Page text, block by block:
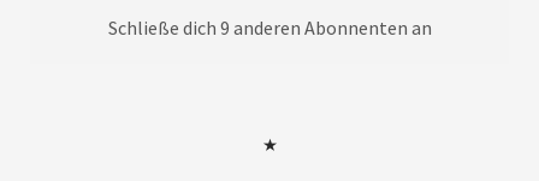
Schließe dich 9 anderen Abonnenten an